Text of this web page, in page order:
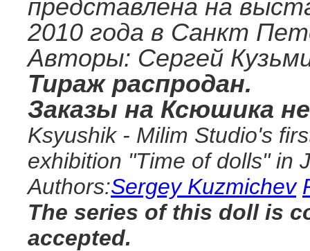
представлена на
2010 года в Санкт
Авторы: Сергей
Тираж распродан.
Заказы на Ксюшика
Ksyushik - Milim Studio's
exhibition "Time of dolls" in
Authors:Sergey Kuzmichev
The series of this doll is
accepted.